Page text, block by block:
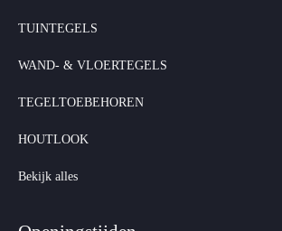
TUINTEGELS
WAND- & VLOERTEGELS
TEGELTOEBEHOREN
HOUTLOOK
Bekijk alles